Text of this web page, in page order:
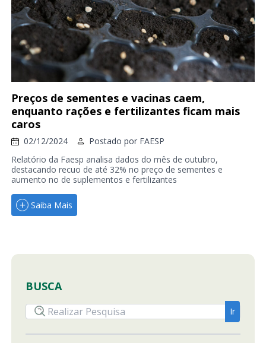
Preços de sementes e vacinas caem,
enquanto rações e fertilizantes ficam mais
caros
02/12/2024 Postado por FAESP
Relatório da Faesp analisa dados do mês de outubro,
destacando recuo de até 32% no preço de sementes e
aumento no de suplementos e fertilizantes
Saiba Mais
BUSCA